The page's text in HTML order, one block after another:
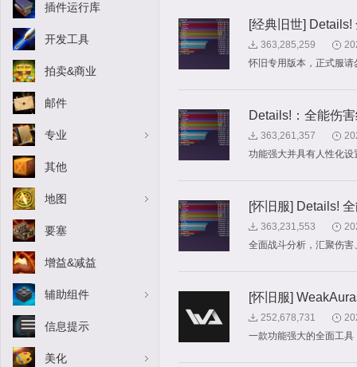
插件运行库
开发工具
拍卖&商业
邮件
专业
其他
地图
要塞
增益&减益
辅助组件
信息提示
美化
[经典旧世] Details!
363,285,259
怀旧专用版本，正式服请
Details!：全能伤
363,261,357
功能强大并具有人性化
[怀旧服] Details!
363,231,553
全面战斗分析，汇聚伤
[怀旧服]
252,678,731
一款功能强大的全面工